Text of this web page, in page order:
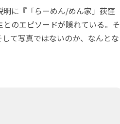
に『「らーめん/めん家」荻窪
とのエピソードが隠れている。そ
て写真ではないのか、なんとな